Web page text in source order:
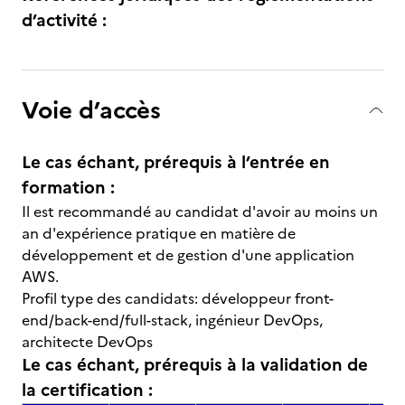
d’activité :
Voie d’accès
Le cas échant, prérequis à l’entrée en
formation :
Il est recommandé au candidat d'avoir au moins un
an d'expérience pratique en matière de
développement et de gestion d'une application
AWS.
Profil type des candidats: développeur front-
end/back-end/full-stack, ingénieur DevOps,
architecte DevOps
Le cas échant, prérequis à la validation de
la certification :